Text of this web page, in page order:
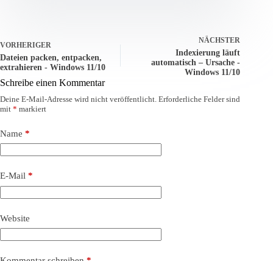
VORHERIGER
Dateien packen, entpacken,
extrahieren - Windows 11/10
NÄCHSTER
Indexierung läuft
automatisch – Ursache -
Windows 11/10
Schreibe einen Kommentar
Deine E-Mail-Adresse wird nicht veröffentlicht. Erforderliche Felder sind
mit * markiert
Name *
E-Mail *
Website